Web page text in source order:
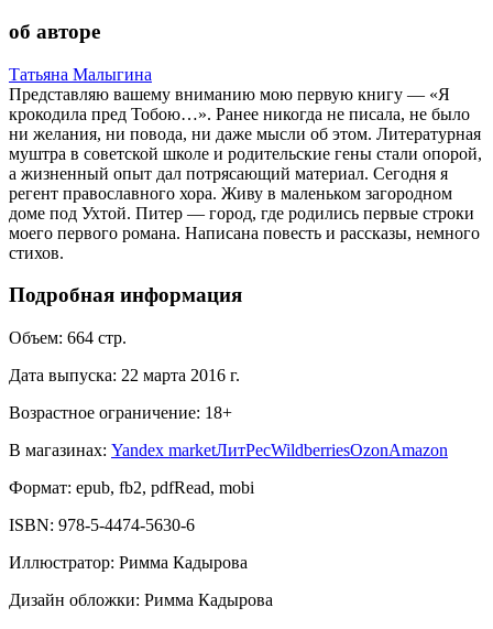
об авторе
Татьяна Малыгина
Представляю вашему вниманию мою первую книгу — «Я
крокодила пред Тобою…». Ранее никогда не писала, не было
ни желания, ни повода, ни даже мысли об этом. Литературная
муштра в советской школе и родительские гены стали опорой,
а жизненный опыт дал потрясающий материал. Сегодня я
регент православного хора. Живу в маленьком загородном
доме под Ухтой. Питер — город, где родились первые строки
моего первого романа. Написана повесть и рассказы, немного
стихов.
Подробная информация
Объем: 664 стр.
Дата выпуска: 22 марта 2016 г.
Возрастное ограничение: 18+
В магазинах: Yandex marketЛитРесWildberriesOzonAmazon
Формат: epub, fb2, pdfRead, mobi
ISBN: 978-5-4474-5630-6
Иллюстратор: Римма Кадырова
Дизайн обложки: Римма Кадырова